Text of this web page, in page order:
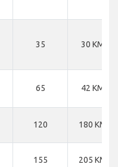
35 30 KM
65 42 KM
120 180 KM
155 205 KM